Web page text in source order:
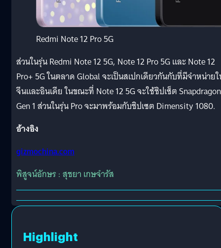
Redmi Note 12 Pro 5G
ส่วนในรุ่น Redmi Note 12 5G, Note 12 Pro 5G และ Note 12
Pro+ 5G ในตลาด Global จะเป็นสเปกเดียวกันกับที่มีจำหน่าย
จีนและอินเดีย ในขณะที่ Note 12 5G จะใช้ชิปเซ็ต
Gen 1 ส่วนในรุ่น Pro จะมาพร้อมกับชิปเซต Dimensity 1080.
อ้างอิง
gizmochina.com
พิสูจน์อักษร : สุชยา เกษจำรัส
Highlight